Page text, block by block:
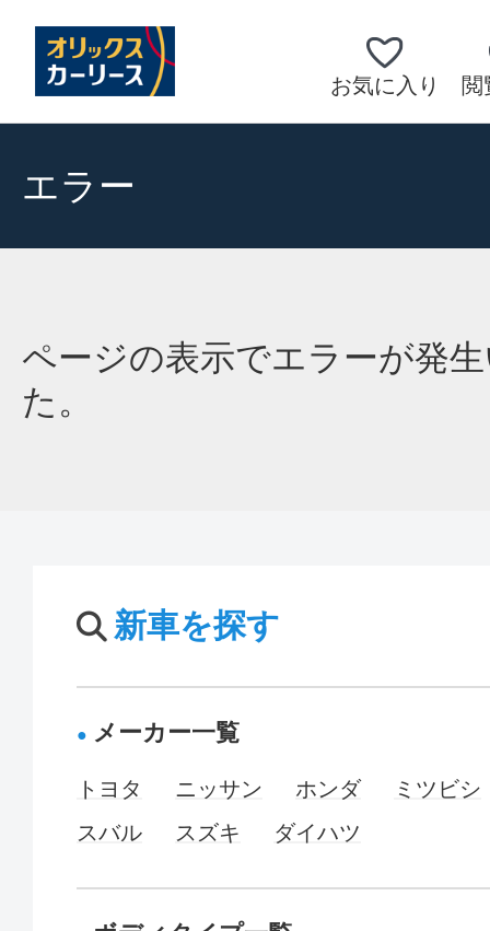
お気に入り 閲
エラー
ページの表示でエラーが発
た。
新車を探す
メーカー一覧
トヨタ ニッサン ホンダ
ミツビシ
スバル
スズキ ダイハツ